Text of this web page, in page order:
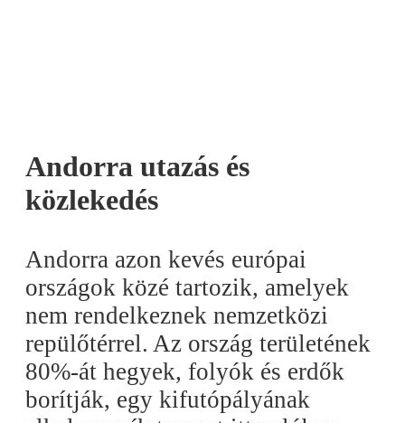
Andorra utazás és
közlekedés
Andorra azon kevés európai
országok közé tartozik, amelyek
nem rendelkeznek nemzetközi
repülőtérrel. Az ország területének
80%-át hegyek, folyók és erdők
borítják, egy kifutópályának